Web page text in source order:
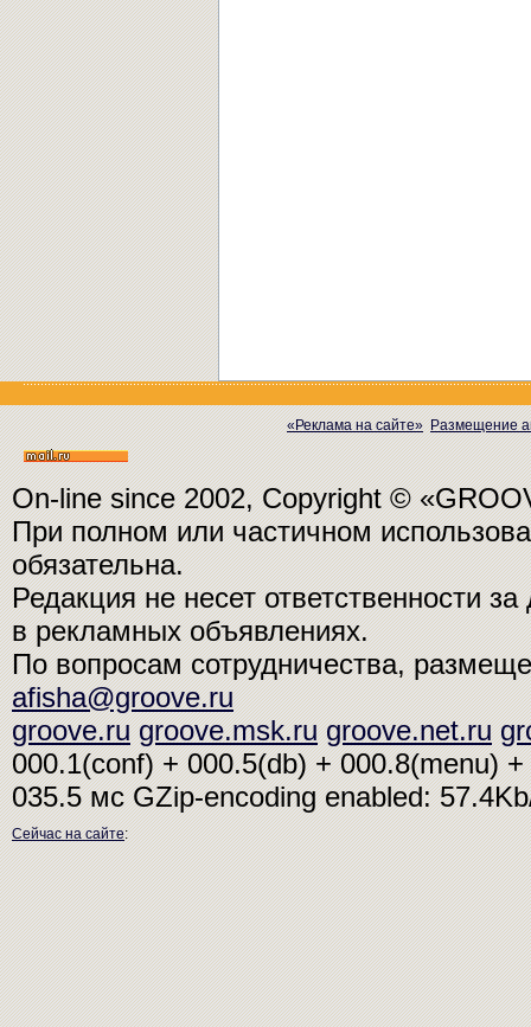
«Реклама на сайте» Размещение
On-line since 2002, Copyright ©
При полном или частичном
обязательна.
Редакция не несет ответственности
в рекламных объявлениях.
По вопросам сотрудничества,
afisha@groove.ru
groove.ru groove.msk.ru groove.net.ru
000.1(conf) + 000.5(db) + 000.8(menu)
035.5 мсGZip-encoding enabled:
Сейчас на сайте: